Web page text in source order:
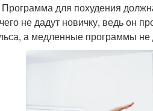
Программа для похудения
не дадут новичку, ведь он
а медленные программы не